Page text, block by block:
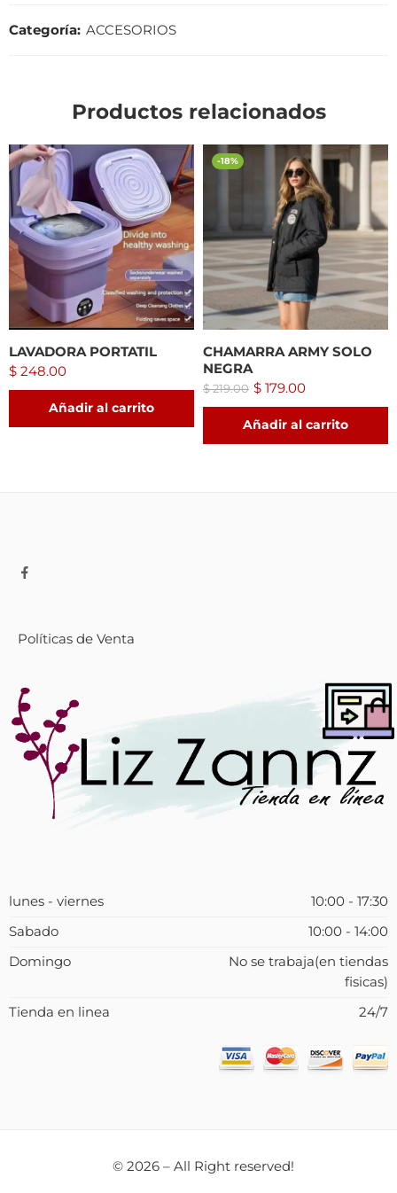
Categoría: ACCESORIOS
Productos relacionados
LAVADORA PORTATIL
$ 248.00
Añadir al carrito
-18%
CHAMARRA ARMY SOLO
NEGRA
$219.00 $ 179.00
Añadir al carrito
Políticas de Venta
lunes - viernes
10:00 - 17:30
Sabado
10:00 - 14:00
Domingo
No se trabaja(en tiendas
fisicas)
Tienda en linea
24/7
© 2026 – All Right reserved!